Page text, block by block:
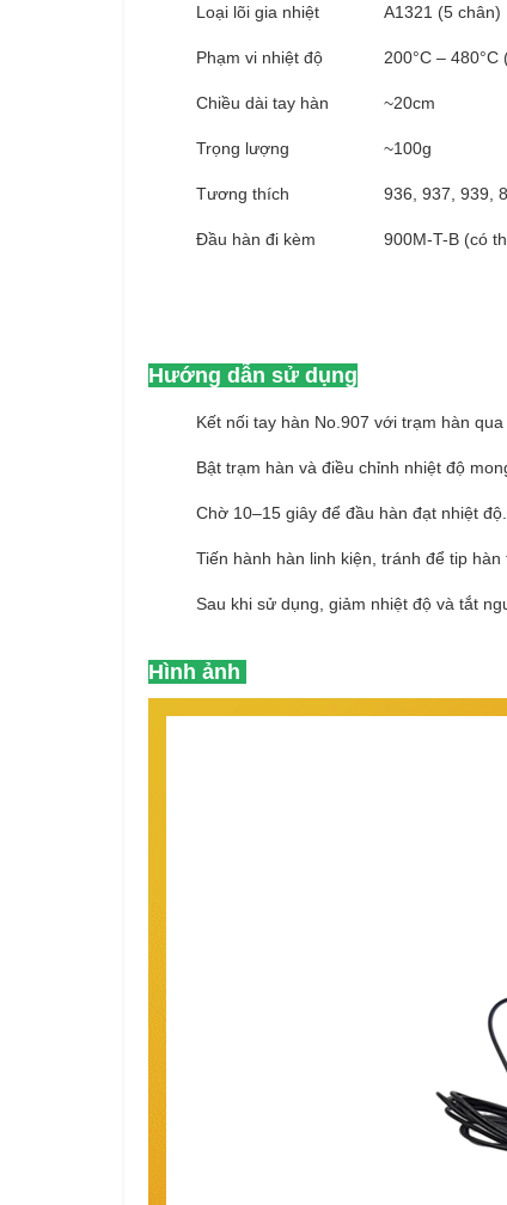
Loại lõi gia nhiệt A1321 (5 chân)
Phạm vi nhiệt độ 200°C –
Chiều dài tay hàn ~20cm
Trọng lượng ~100g
Tương thích 936, 937, 939,
Đầu hàn đi kèm 900M-T-B (có
Hướng dẫn sử dụng
Kết nối tay hàn No.907 với trạm hàn qua
Bật trạm hàn và điều chỉnh nhiệt độ
Chờ 10–15 giây để đầu hàn đạt nhiệt độ.
Tiến hành hàn linh kiện, tránh để tip
Sau khi sử dụng, giảm nhiệt độ và tắt
Hình ảnh